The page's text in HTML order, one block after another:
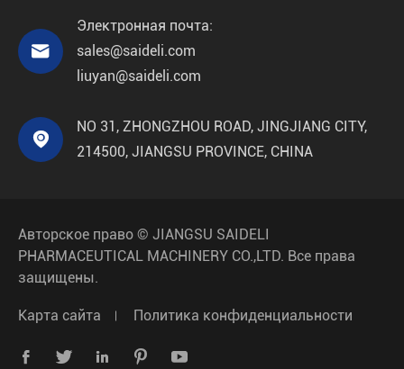

Электронная почта:
sales@saideli.com
liuyan@saideli.com

NO 31, ZHONGZHOU ROAD, JINGJIANG CITY,
214500, JIANGSU PROVINCE, CHINA
Авторское право © JIANGSU SAIDELI
PHARMACEUTICAL MACHINERY CO.,LTD. Все права
защищены.
Карта сайта Политика конфиденциальности
    